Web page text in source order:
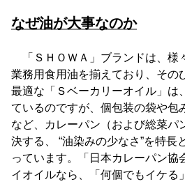
なぜ油が大事なのか
「ＳＨＯＷＡ」ブランドは、様
業務用食用油を揃えており、その
最適な「Ｓベーカリーオイル」は
ているのですが、個包装の袋や包
など、カレーパン（および総菜パ
決する、 “油染みの少なさ”を特長
っています。「日本カレーパン協
イオイルなら、「何個でもイケる